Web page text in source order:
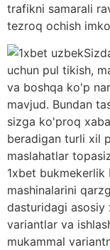
trafikni samarali
tezroq ochish
uchun pul tikish,
va boshqa ko'p
mavjud. Bundan
sizga ko'proq
beradigan turli xil
maslahatlar
1xbet
mashinalarini
dasturidagi asosiy
variantlar va
mukammal